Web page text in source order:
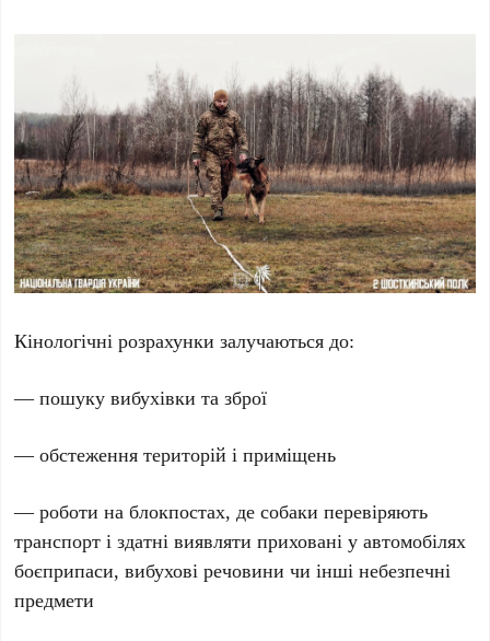
Кінологічні розрахунки залучаються до:
— пошуку вибухівки та зброї
— обстеження територій і приміщень
— роботи на блокпостах, де собаки перевіряють
транспорт і здатні виявляти приховані у автомобілях
боєприпаси, вибухові речовини чи інші небезпечні
предмети